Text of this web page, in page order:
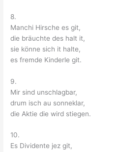
8.
Manchi Hirsche es git,
die bräuchte des halt it,
sie könne sich it halte,
es fremde Kinderle git.
9.
Mir sind unschlagbar,
drum isch au sonneklar,
die Aktie die wird stiegen.
10.
Es Dividente jez git,